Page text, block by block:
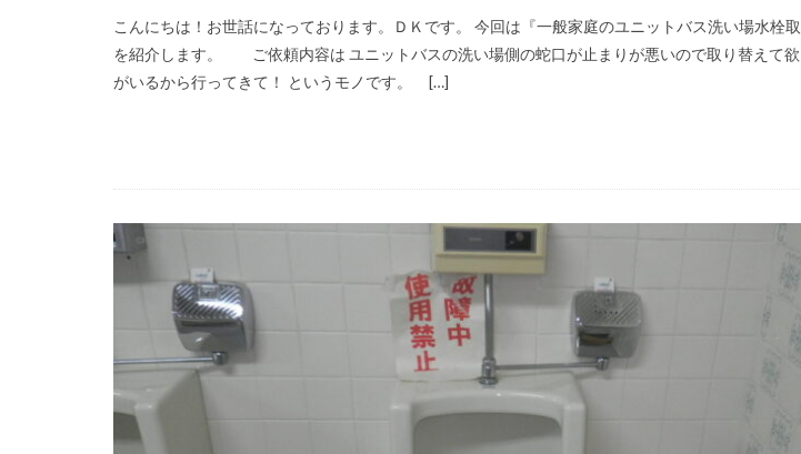
こんにちは！お世話になっております。ＤＫです。 今回は『一般家庭のユニットバス洗い場水栓
を紹介します。 ご依頼内容は ユニットバスの洗い場側の蛇口が止まりが悪いので取り替えて
がいるから行ってきて！ というモノです。 […]